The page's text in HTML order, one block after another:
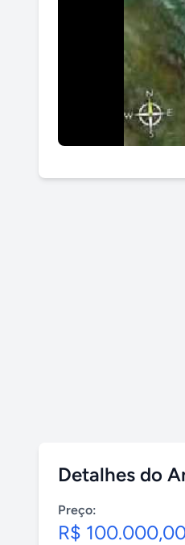
Detalhes do
Preço:
R$